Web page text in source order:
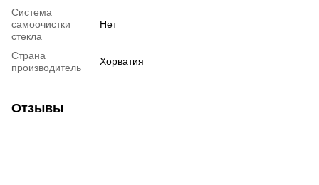
Система
самоочистки
стекла
Нет
Страна
производитель
Хорватия
Отзывы